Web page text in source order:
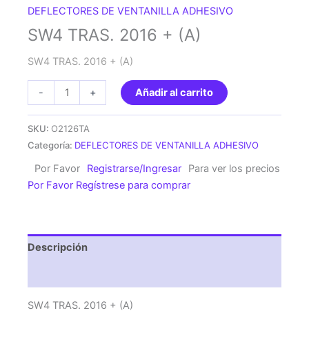
DEFLECTORES DE VENTANILLA ADHESIVO
SW4 TRAS. 2016 + (A)
SW4 TRAS. 2016 + (A)
-
TRAS.
cantidad
+ Añadir al carrito
SKU: O2126TA
Categoría: DEFLECTORES DE VENTANILLA ADHESIVO
Por Favor Registrarse/Ingresar
Para ver los precios
Por Favor Regístrese para comprar
Descripción
SW4 TRAS. 2016 + (A)